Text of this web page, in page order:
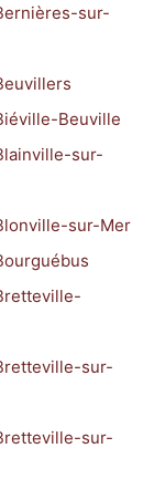
sur-
Beuville
sur-
sur-Mer
sur-
sur-